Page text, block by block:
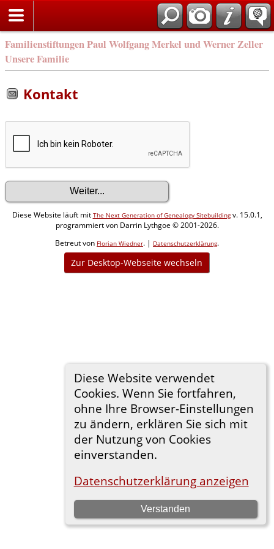
Familienstiftungen Paul Wolfgang Merkel und Werner Zeller
Unsere Familie
Diese Website verwendet
Cookies. Wenn Sie fortfahren,
ohne Ihre Browser-Einstellungen
zu ändern, erklären Sie sich mit
der Nutzung von Cookies
einverstanden.
Datenschutzerklärung anzeigen
Verstanden
Kontakt
Diese Website läuft mit The Next Generation of Genealogy Sitebuildingv. 15.0.1,
programmiert von Darrin Lythgoe © 2001-2026.
Betreut von Florian Wiedner. | Datenschutzerklärung.
Zur Desktop-Webseite wechseln